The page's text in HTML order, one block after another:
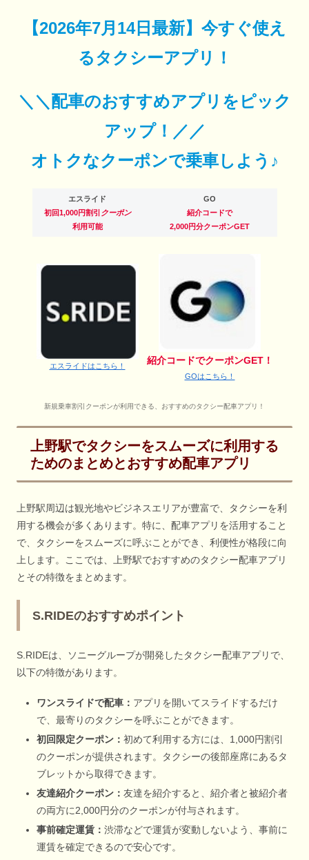
【2026年7月14日最新】 今すぐ使え
るタクシーアプリ！
＼＼配車のおすすめアプリをピック
アップ！／／
オトクなクーポンで乗車しよう♪
エスライド
初回1,000円割引 クーポン
利用可能
GO
紹介コードで
2,000円分クーポンGET
エスライドはこちら！
紹介コードでクーポンGET！
GOはこちら！
新規乗車割引クーポンが利用できる、おすすめのタクシー配車アプリ！
上野駅でタクシーをスムーズに利用する
ためのまとめとおすすめ配車アプリ
上野駅周辺は観光地やビジネスエリアが豊富で、タクシーを利
用する機会が多くあります。特に、配車アプリを活用すること
で、タクシーをスムーズに呼ぶことができ、利便性が格段に向
上します。ここでは、上野駅でおすすめのタクシー配車アプリ
とその特徴をまとめます。
S.RIDEのおすすめポイント
S.RIDEは、ソニーグループが開発したタクシー配車アプリで、
以下の特徴があります。
ワンスライドで配車： アプリを開いてスライドするだけ
で、最寄りのタクシーを呼ぶことができます。
初回限定クーポン： 初めて利用する方には、1,000円割引
のクーポンが提供されます。タクシーの後部座席にあるタ
ブレットから取得できます。
友達紹介クーポン： 友達を紹介すると、紹介者と被紹介者
の両方に2,000円分のクーポンが付与されます。
事前確定運賃： 渋滞などで運賃が変動しないよう、事前に
運賃を確定できるので安心です。